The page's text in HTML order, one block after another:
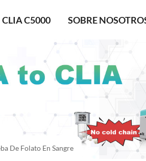
CLIA C5000 SOBRE
De Folato En Sangre